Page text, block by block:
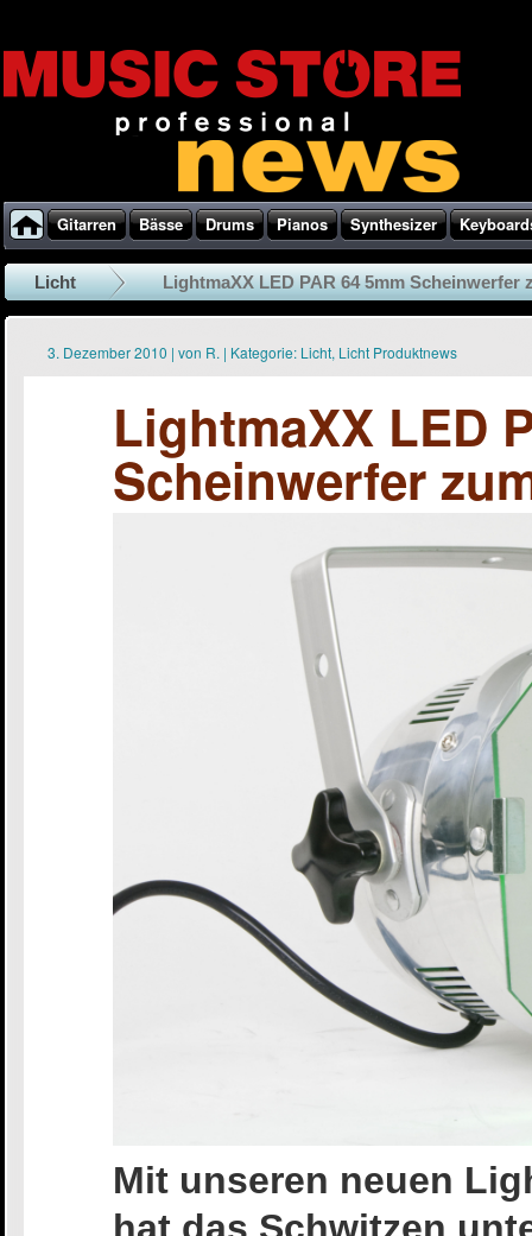
Gitarren Bässe Drums Pianos Synthesizer
Licht LightmaXX LED PAR 64 5mm Scheinwerfer
3. Dezember 2010 | von R. | Kategorie: Licht, Licht Produktnews
LightmaXX LED
Scheinwerfer
Mit unseren neuen